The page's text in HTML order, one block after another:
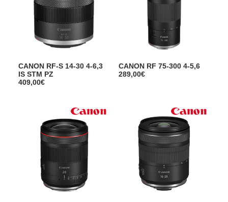
CANON RF-S 14-30 4-6,3
IS STM PZ
409,00€
CANON RF 75-300 4-5,6
289,00€